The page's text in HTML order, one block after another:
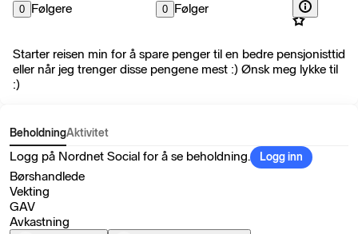
0 Følgere 0 Følger
Starter reisen min for å spare penger til en bedre pensjonisttid
eller når jeg trenger disse pengene mest :) Ønsk meg lykke til
:)
BeholdningAktivitet
Logg på Nordnet Social for å se beholdning. Logg inn
Børshandlede
Vekting
GAV
Avkastning